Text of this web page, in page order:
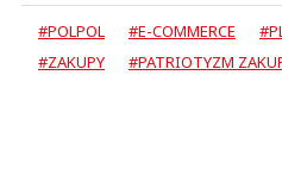
#POLPOL #E-COMMERCE
#ZAKUPY
#PATRIOTYZM